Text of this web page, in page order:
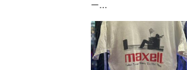
ー…